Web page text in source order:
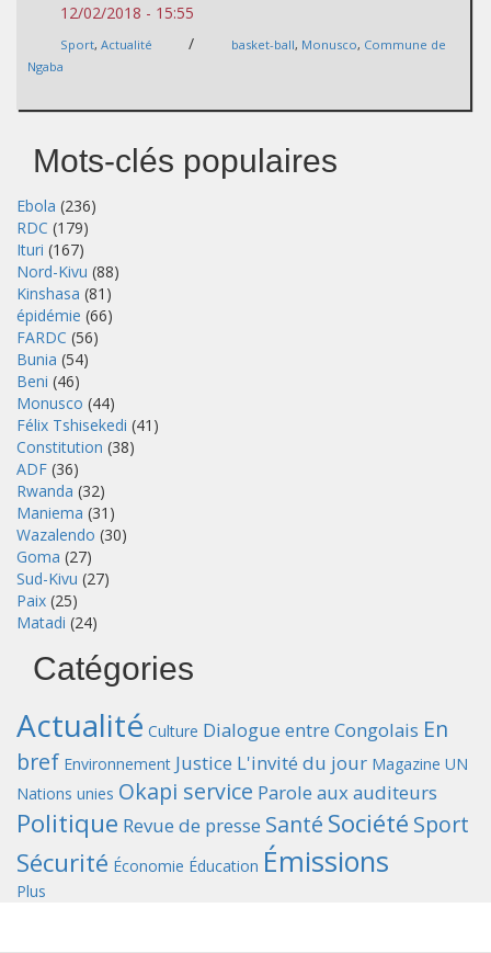
12/02/2018 - 15:55
Sport, Actualité / basket-ball, Monusco, Commune de
Ngaba
Mots-clés populaires
Ebola (236)
RDC (179)
Ituri (167)
Nord-Kivu (88)
Kinshasa (81)
épidémie (66)
FARDC (56)
Bunia (54)
Beni (46)
Monusco (44)
Félix Tshisekedi (41)
Constitution (38)
ADF (36)
Rwanda (32)
Maniema (31)
Wazalendo (30)
Goma (27)
Sud-Kivu (27)
Paix (25)
Matadi (24)
Catégories
Actualité Culture Dialogue entre Congolais En
bref Environnement Justice L'invité du jour Magazine UN
Nations unies Okapi service Parole aux auditeurs
Politique Revue de presse Santé Société Sport
Sécurité Économie Éducation Émissions
Plus